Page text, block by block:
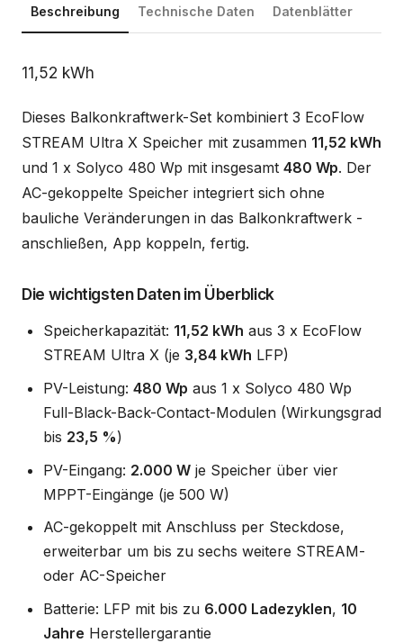
Beschreibung Technische Daten Datenblätter
Beschreibung
11,52 kWh
Dieses Balkonkraftwerk-Set kombiniert 3 EcoFlow
STREAM Ultra X Speicher mit zusammen 11,52 kWh
und 1 x Solyco 480 Wp mit insgesamt 480 Wp. Der
AC-gekoppelte Speicher integriert sich ohne
bauliche Veränderungen in das Balkonkraftwerk -
anschließen, App koppeln, fertig.
Die wichtigsten Daten im Überblick
Speicherkapazität: 11,52 kWh aus 3 x EcoFlow
STREAM Ultra X (je 3,84 kWh LFP)
PV-Leistung: 480 Wp aus 1 x Solyco 480 Wp
Full-Black-Back-Contact-Modulen (Wirkungsgrad
bis 23,5 %)
PV-Eingang: 2.000 W je Speicher über vier
MPPT-Eingänge (je 500 W)
AC-gekoppelt mit Anschluss per Steckdose,
erweiterbar um bis zu sechs weitere STREAM-
oder AC-Speicher
Batterie: LFP mit bis zu 6.000 Ladezyklen, 10
Jahre Herstellergarantie